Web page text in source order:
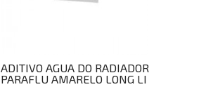
ADITIVO AGUA DO RADIADOR
PARAFLU AMARELO LONG LI